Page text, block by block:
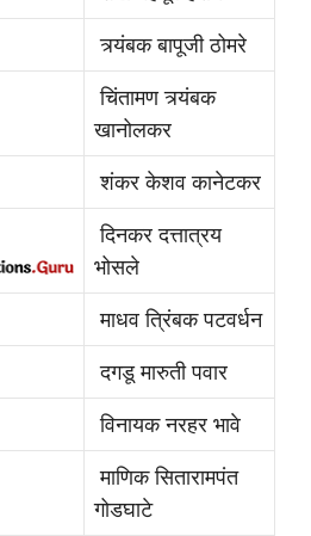
त्र्यंबक बापूजी ठोमरे
चिंतामण त्र्यंबक
खानोलकर
शंकर केशव कानेटकर
दिनकर दत्तात्रय
भोसले
माधव त्रिंबक पटवर्धन
दगडू मारुती पवार
विनायक नरहर भावे
माणिक सितारामपंत
गोडघाटे